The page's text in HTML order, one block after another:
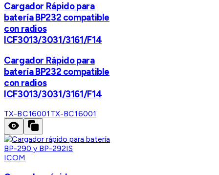
Cargador Rápido para
batería BP232 compatible
con radios
ICF3013/3031/3161/F14
Cargador Rápido para
batería BP232 compatible
con radios
ICF3013/3031/3161/F14
TX-BC16001 TX-BC16001
ICOM